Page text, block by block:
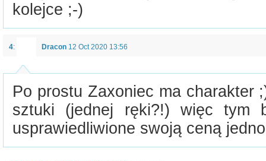
kolejce ;-)
4: Dracon 12 Oct 2020 13:56
Po prostu Zaxoniec ma charakter
sztuki (jednej ręki?!) więc tym
usprawiedliwione swoją ceną